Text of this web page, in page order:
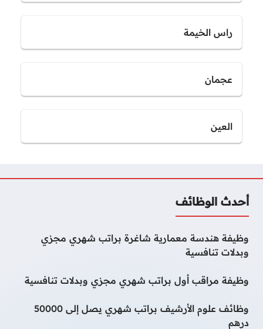
راس الخيمة
عجمان
العين
أحدث الوظائف
وظيفة هندسة معمارية شاغرة براتب شهري مجزي
وبدلات تنافسية
وظيفة مراقب أول براتب شهري مجزي وبدلات تنافسية
وظائف علوم الأرشيف براتب شهري يصل إلى 50000
درهم